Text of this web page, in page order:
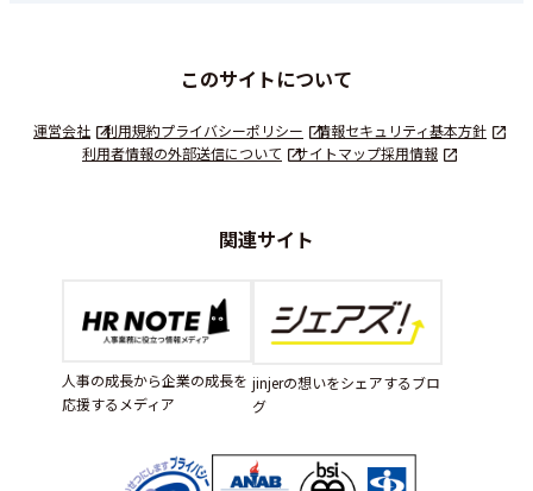
このサイトについて
運営会社 利用規約プライバシーポリシー
情報セキュリティ基本方針
利用者情報の外部送信について
サイトマップ採用情報
関連サイト
人事の成長から企業の成長を
応援するメディア
jinjerの想いをシェアするブロ
グ